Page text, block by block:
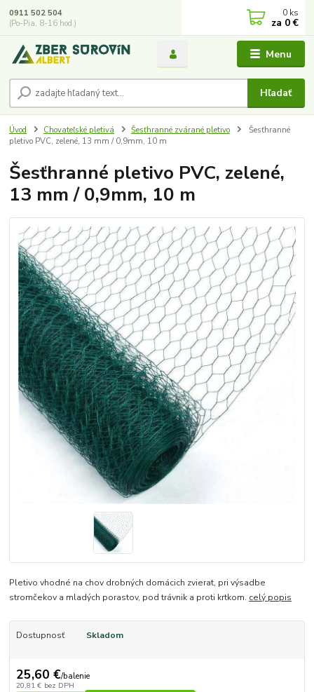
Menu
Hľadať
0911 502 504
(Po-Pia, 8-16 hod.)
0 ks
za 0 €
Úvod Chovateľské pletivá Šesťhranné zvárané pletivo
Šesťhranné
pletivo PVC, zelené, 13 mm / 0,9mm, 10 m
Šesťhranné pletivo PVC, zelené,
13 mm / 0,9mm, 10 m
Pletivo vhodné na chov drobných domácich zvierat, pri výsadbe
stromčekov a mladých porastov, pod trávnik a proti krtkom. celý popis
Dostupnosť Skladom
25,60 €/balenie
20,81 € bez DPH